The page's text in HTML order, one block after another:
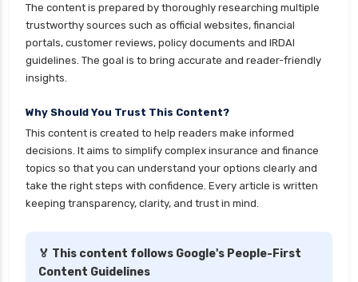
insurance
cignattk health insurance vs reliance health
insurance
cignattk health insurance vs royal sundaram
cignattk health insurance vs sbi general health
insurance
cignattk health insurance vs star health
insurance
compare health insurance plans
The content is prepared by thoroughly researching multiple
trustworthy sources such as official websites, financial
portals, customer reviews, policy documents and IRDAI
guidelines. The goal is to bring accurate and reader-friendly
insights.
Why Should You Trust This Content?
This content is created to help readers make informed
decisions. It aims to simplify complex insurance and finance
topics so that you can understand your options clearly and
take the right steps with confidence. Every article is written
keeping transparency, clarity, and trust in mind.
🏅 This content follows Google's People-First
Content Guidelines